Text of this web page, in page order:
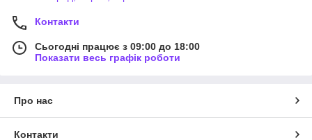
Контакти
Сьогодні працює з 09:00 до 18:00
Показати весь графік роботи
Про нас
Контакти